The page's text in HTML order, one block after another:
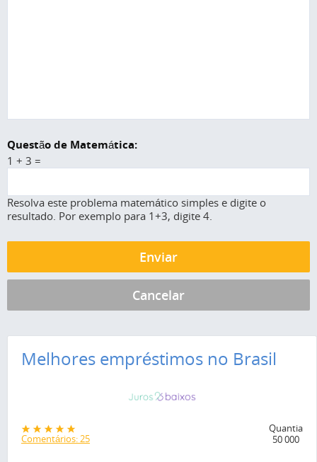
Questão de Matemática:
1 + 3 =
Resolva este problema matemático simples e digite o
resultado. Por exemplo para 1+3, digite 4.
Melhores empréstimos no Brasil
Comentários: 25
Quantia
50 000